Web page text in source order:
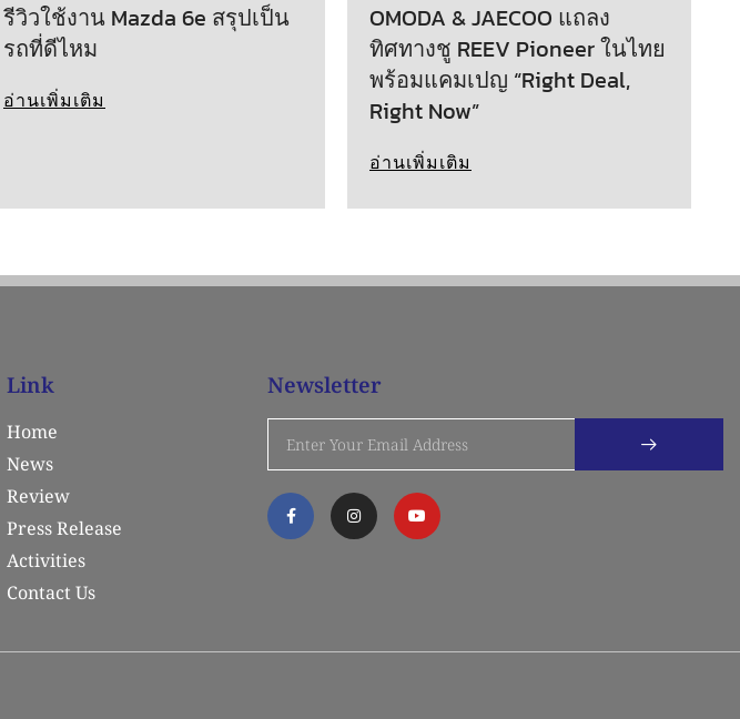
รีวิวใช้งาน Mazda 6e สรุปเป็น
รถที่ดีไหม
อ่านเพิ่มเติม
OMODA & JAECOO แถลง
ทิศทางชู REEV Pioneer ในไทย
พร้อมแคมเปญ “Right Deal,
Right Now”
อ่านเพิ่มเติม
Link
Home
News
Review
Press Release
Activities
Contact Us
Newsletter